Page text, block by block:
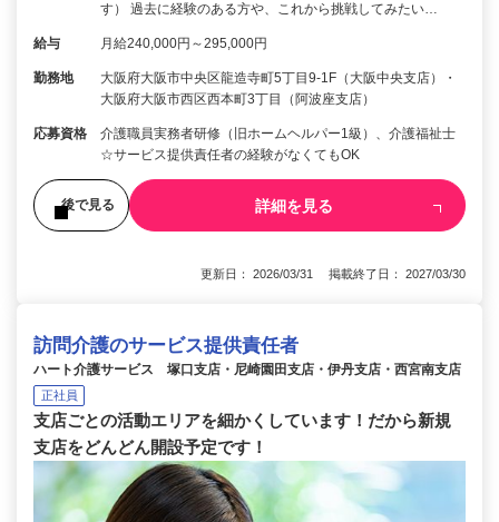
す） 過去に経験のある方や、これから挑戦してみたい…
給与 月給240,000円～295,000円
勤務地
大阪府大阪市中央区龍造寺町5丁目9-1F（大阪中央支店）・
大阪府大阪市西区西本町3丁目（阿波座支店）
応募資格
介護職員実務者研修（旧ホームヘルパー1級）、介護福祉士
☆サービス提供責任者の経験がなくてもOK
後で見る 詳細を見る
更新日： 2026/03/31 掲載終了日： 2027/03/30
訪問介護のサービス提供責任者
ハート介護サービス 塚口支店・尼崎園田支店・伊丹支店・西宮南支店
正社員
支店ごとの活動エリアを細かくしています！だから新規
支店をどんどん開設予定です！